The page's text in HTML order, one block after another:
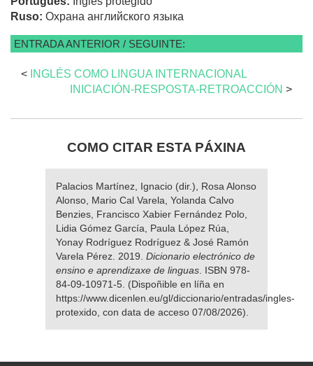
Ruso: Охрана английского языка
ENTRADA ANTERIOR / SEGUINTE:
< INGLÉS COMO LINGUA INTERNACIONAL
INICIACIÓN-RESPOSTA-RETROACCIÓN >
COMO CITAR ESTA PÁXINA
Palacios Martínez, Ignacio (dir.), Rosa Alonso
Alonso, Mario Cal Varela, Yolanda Calvo
Benzies, Francisco Xabier Fernández Polo,
Lidia Gómez García, Paula López Rúa,
Yonay Rodríguez Rodríguez & José Ramón
Varela Pérez. 2019. Dicionario electrónico de
ensino e aprendizaxe de linguas . ISBN 978-
84-09-10971-5. (Dispoñible en líña en
https://www.dicenlen.eu/gl/diccionario/entradas/ingles-
protexido, con data de acceso 07/08/2026).